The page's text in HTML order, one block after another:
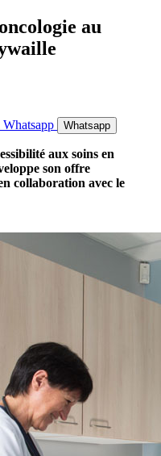
au
Whatsapp Whatsapp
aux soins en
son offre
collaboration avec le